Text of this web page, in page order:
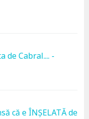
de Cabral.... -
că e ÎNȘELATĂ de